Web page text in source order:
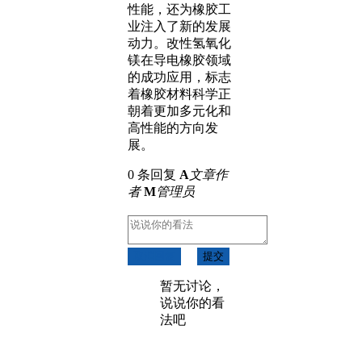
性能，还为橡胶工
业注入了新的发展
动力。改性氢氧化
镁在导电橡胶领域
的成功应用，标志
着橡胶材料科学正
朝着更加多元化和
高性能的方向发
展。
0 条回复 A文章作
者 M管理员
提交
暂无讨论，
说说你的看
法吧